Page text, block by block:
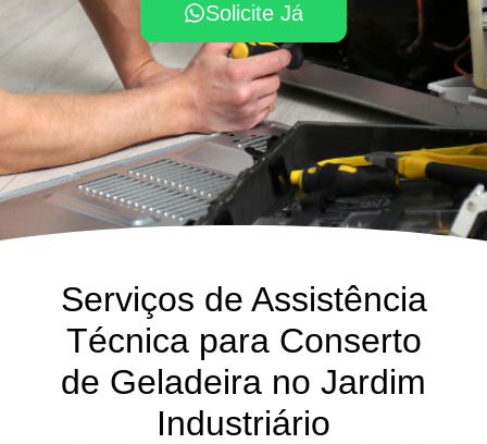
Solicite Já
Serviços de Assistência
Técnica para Conserto
de Geladeira no Jardim
Industriário